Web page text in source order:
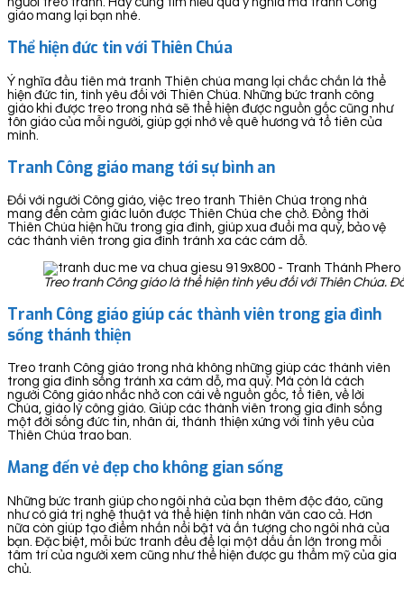
giáo mang lại bạn nhé.
Thể hiện đức tin với Thiên Chúa
Ý nghĩa đầu tiên mà tranh Thiên chúa mang lại chắc chắn là thể
hiện đức tin, tình yêu đối với Thiên Chúa. Những bức tranh công
giáo khi được treo trong nhà sẽ thể hiện được nguồn gốc cũng như
tôn giáo của mỗi người, giúp gợi nhớ về quê hương và tổ tiên của
mình.
Tranh Công giáo mang tới sự bình an
Đối với người Công giáo, việc treo tranh Thiên Chúa trong nhà
mang đến cảm giác luôn được Thiên Chúa che chở. Đồng thời
Thiên Chúa hiện hữu trong gia đình, giúp xua đuổi ma quỷ, bảo vệ
các thành viên trong gia đình tránh xa các cám dỗ.
Treo tranh Công giáo là thể hiện tình yêu đối với Thiên Chúa.
Tranh Công giáo giúp các thành viên trong gia đình
sống thánh thiện
Treo tranh Công giáo trong nhà không những giúp các thành viên
trong gia đình sống tránh xa cám dỗ, ma quỷ. Mà còn là cách
người Công giáo nhắc nhở con cái về nguồn gốc, tổ tiên, về lời
Chúa, giáo lý công giáo. Giúp các thành viên trong gia đình sống
một đời sống đức tin, nhân ái, thánh thiện xứng với tình yêu của
Thiên Chúa trao ban.
Mang đến vẻ đẹp cho không gian sống
Những bức tranh giúp cho ngôi nhà của bạn thêm độc đáo, cũng
như có giá trị nghệ thuật và thể hiện tính nhân văn cao cả. Hơn
nữa còn giúp tạo điểm nhấn nổi bật và ấn tượng cho ngôi nhà của
bạn. Đặc biệt, mỗi bức tranh đều để lại một dấu ấn lớn trong mỗi
tâm trí của người xem cũng như thể hiện được gu thẩm mỹ của gia
chủ.